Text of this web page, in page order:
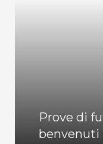
Prove di
benvenuti